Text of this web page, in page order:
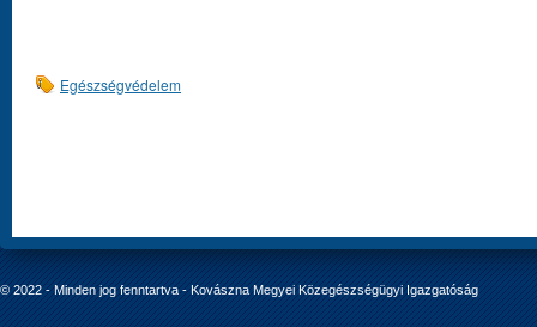
Egészségvédelem
© 2022 - Minden jog fenntartva - Kovászna Megyei Közegészségügyi Igazgatóság